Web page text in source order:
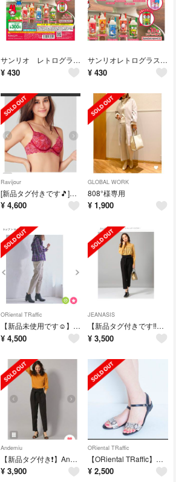
サンリオ レトログラスチャーム
¥ 430
サンリオレトログラスチャーム
¥ 430
Ravijour
[新品タグ付きです🎵]ラヴィジュール下着
¥ 4,600
GLOBAL WORK
808°様専用
¥ 1,900
ORiental TRaffic
【新品未使用です☺️】オリエンタルトラフィックのブーツ
¥ 4,500
JEANASIS
【新品タグ付きです‼️】ジーナシスパンツ👖
¥ 3,500
Andemiu
【新品タグ付き❗】Andemiuパンツ
¥ 3,900
ORiental TRaffic
【ORiental TRaffic】ローヒールサンダル
¥ 2,500